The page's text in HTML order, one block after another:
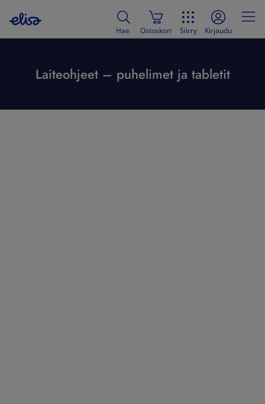
Hae Ostoskori Siirry Kirjaudu
Laiteohjeet – puhelimet ja tabletit